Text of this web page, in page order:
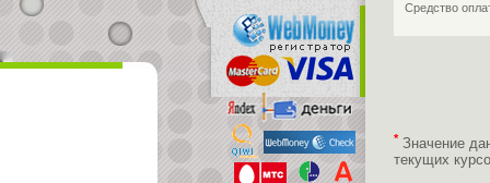
Средство
* Значение
текущих